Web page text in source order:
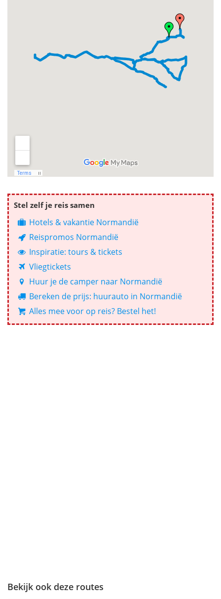
Stel zelf je reis samen
Hotels & vakantie Normandië
Reispromos Normandië
Inspiratie: tours & tickets
Vliegtickets
Huur je de camper naar Normandië
Bereken de prijs: huurauto in Normandië
Alles mee voor op reis? Bestel het!
Bekijk ook deze routes